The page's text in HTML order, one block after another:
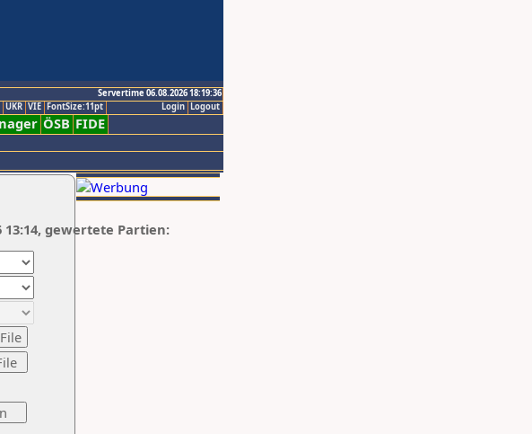
Servertime 06.08.2026 18:19:36
Logout
Login
UKR VIE FontSize:11pt
ÖSB FIDE
13:14, gewertete Partien: